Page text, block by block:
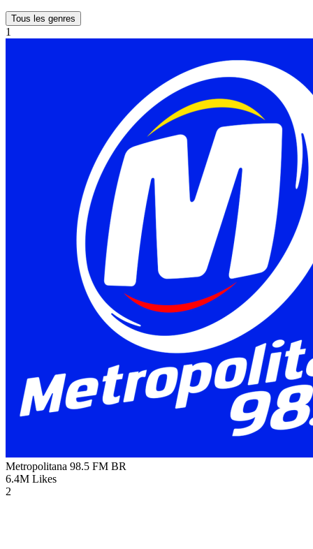
Tous les genres
1
Metropolitana 98.5 FM BR
6.4M Likes
2